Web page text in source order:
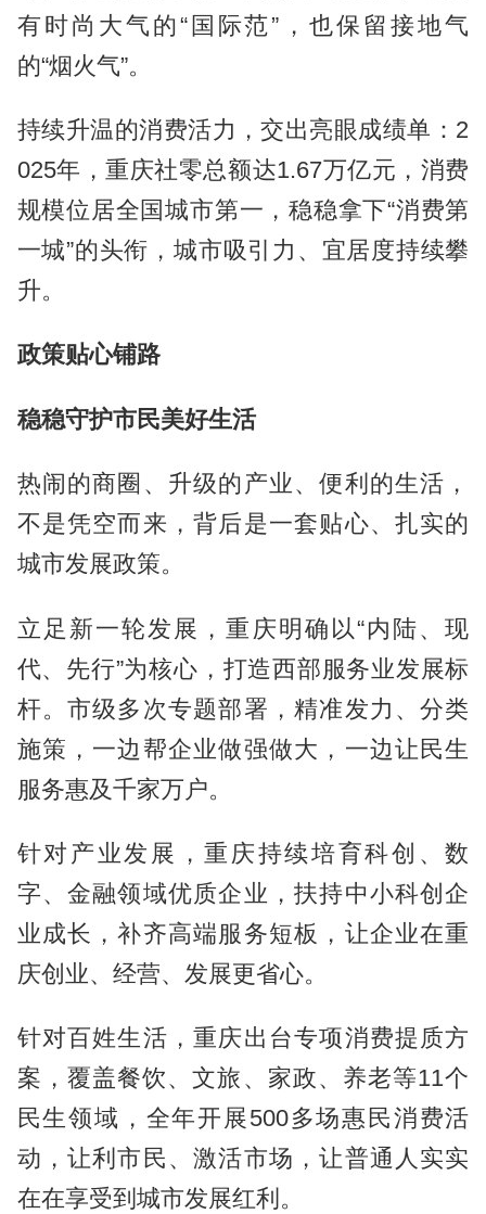
有时尚大气的“国际范”，也保留接地气
的“烟火气”。
持续升温的消费活力，交出亮眼成绩单：2
025年，重庆社零总额达1.67万亿元，消费
规模位居全国城市第一，稳稳拿下“消费第
一城”的头衔，城市吸引力、宜居度持续攀
升。
政策贴心铺路
稳稳守护市民美好生活
热闹的商圈、升级的产业、便利的生活，
不是凭空而来，背后是一套贴心、扎实的
城市发展政策。
立足新一轮发展，重庆明确以“内陆、现
代、先行”为核心，打造西部服务业发展标
杆。市级多次专题部署，精准发力、分类
施策，一边帮企业做强做大，一边让民生
服务惠及千家万户。
针对产业发展，重庆持续培育科创、数
字、金融领域优质企业，扶持中小科创企
业成长，补齐高端服务短板，让企业在重
庆创业、经营、发展更省心。
针对百姓生活，重庆出台专项消费提质方
案，覆盖餐饮、文旅、家政、养老等11个
民生领域，全年开展500多场惠民消费活
动，让利市民、激活市场，让普通人实实
在在享受到城市发展红利。